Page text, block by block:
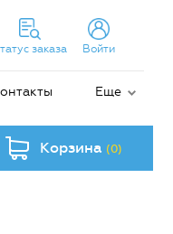
заказа Войти
Еще
Корзина (0)